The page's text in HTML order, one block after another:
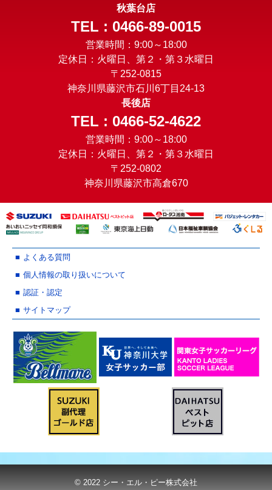
秋葉台店
TEL : 0466-89-0015
営業時間：9:00～18:00
定休日：火曜日、第２・第３水曜日
〒252-0815
神奈川県藤沢市石川6丁目24-13
長後店
TEL : 0466-52-4622
営業時間：9:00～18:00
定休日：火曜日、第２・第３水曜日
〒252-0802
神奈川県藤沢市高倉670
よくある質問
個人情報の取り扱いについて
認証・認定
サイトマップ
© 2022 シー・エル・ピー株式会社